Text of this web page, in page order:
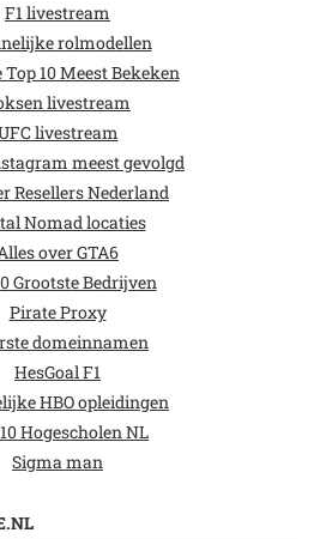
F1 livestream
rolmodellen
10 Meest Bekeken
livestream
livestream
meest gevolgd
Resellers Nederland
Nomad locaties
over GTA6
Grootste Bedrijven
Pirate Proxy
domeinnamen
HesGoal F1
HBO opleidingen
Hogescholen NL
Sigma man